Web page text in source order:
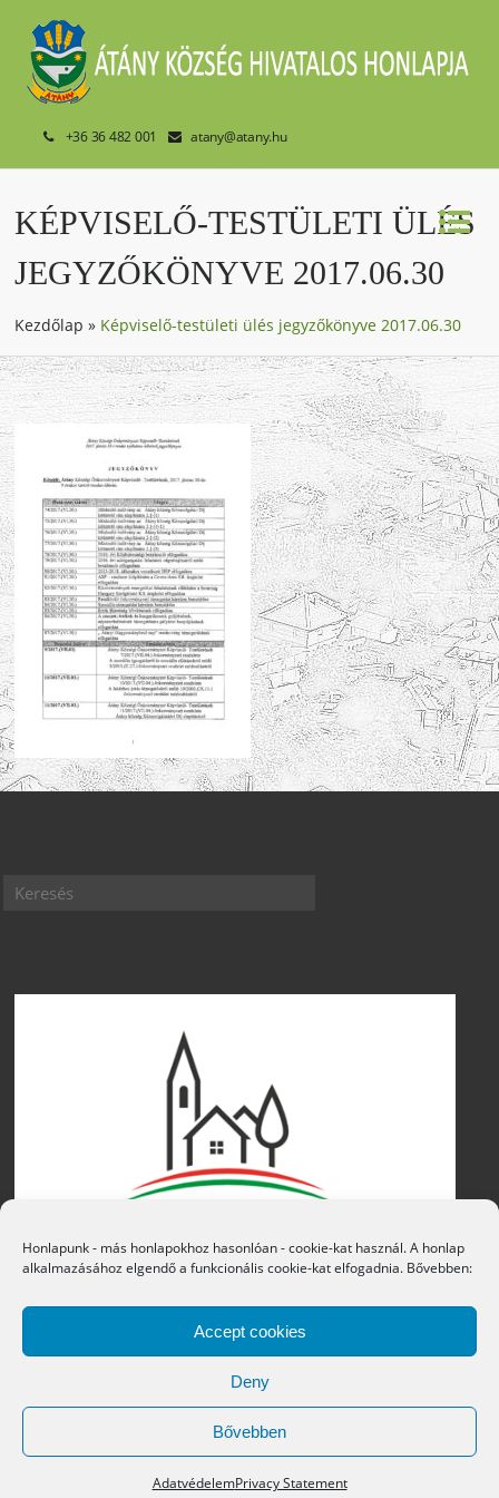
Honlapunk - más honlapokhoz hasonlóan - cookie-kat használ. A honlap
alkalmazásához elgendő a funkcionális cookie-kat elfogadnia. Bővebben:
Accept cookies
Deny
Bővebben
AdatvédelemPrivacy Statement
+36 36 482 001 atany@atany.hu
KÉPVISELŐ-TESTÜLETI ÜLÉS
JEGYZŐKÖNYVE 2017.06.30
Kezdőlap » Képviselő-testületi ülés jegyzőkönyve 2017.06.30